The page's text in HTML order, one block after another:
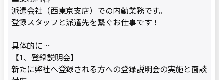
派遣会社（西東京支店）での内勤業務です。
登録スタッフと派遣先を繋ぐお仕事です！
具体的に…
【1、登録説明会】
新たに弊社へ登録される方への登録説明会の実施と面談